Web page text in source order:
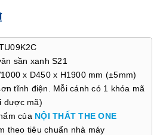
sần xanh S21
x D450 x H1900 mm (±5mm)
tĩnh điện. Mỗi cánh có 1 khóa mã
được mã)
của NỘI THẤT THE ONE
theo tiêu chuẩn nhà máy